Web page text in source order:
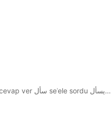
Mudari Mâzi Muzâri Emir أجاب ʾecābe cevap verdi يجيب yucı̇̄bu cevap verir أجب‎ ʾecib cevap ver سأل seʾele sordu يسأل…